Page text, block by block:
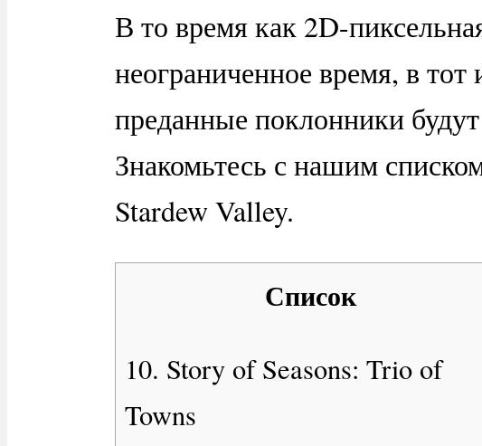
В то время как 2D-
неограниченное время, в
преданные поклонники
Знакомьтесь с нашим
Stardew Valley.
Список
10. Story of Seasons: Trio of
Towns